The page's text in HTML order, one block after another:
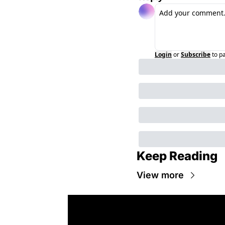
Login orSubscribeto
Keep Reading
View more